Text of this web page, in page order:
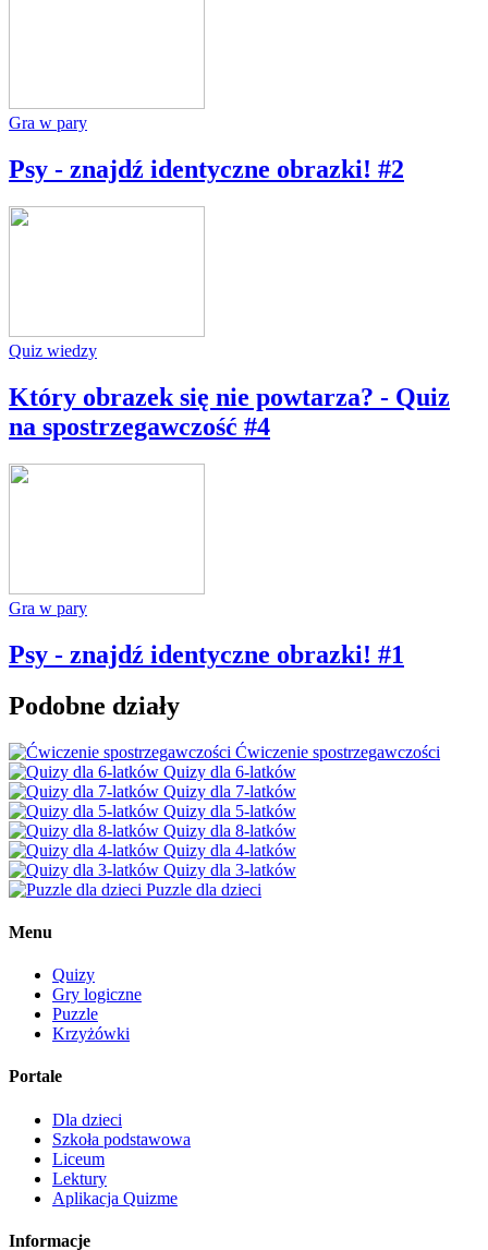
Gra w pary
Psy - znajdź identyczne obrazki! #2
Quiz wiedzy
Który obrazek się nie powtarza? - Quiz
na spostrzegawczość #4
Gra w pary
Psy - znajdź identyczne obrazki! #1
Podobne działy
Ćwiczenie spostrzegawczości
Quizy dla 6-latków
Quizy dla 7-latków
Quizy dla 5-latków
Quizy dla 8-latków
Quizy dla 4-latków
Quizy dla 3-latków
Puzzle dla dzieci
Menu
Quizy
Gry logiczne
Puzzle
Krzyżówki
Portale
Dla dzieci
Szkoła podstawowa
Liceum
Lektury
Aplikacja Quizme
Informacje